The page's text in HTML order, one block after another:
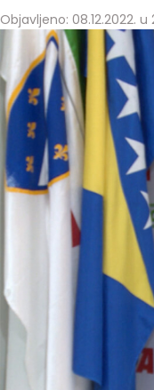
Objavljeno: 08.12.2022. u